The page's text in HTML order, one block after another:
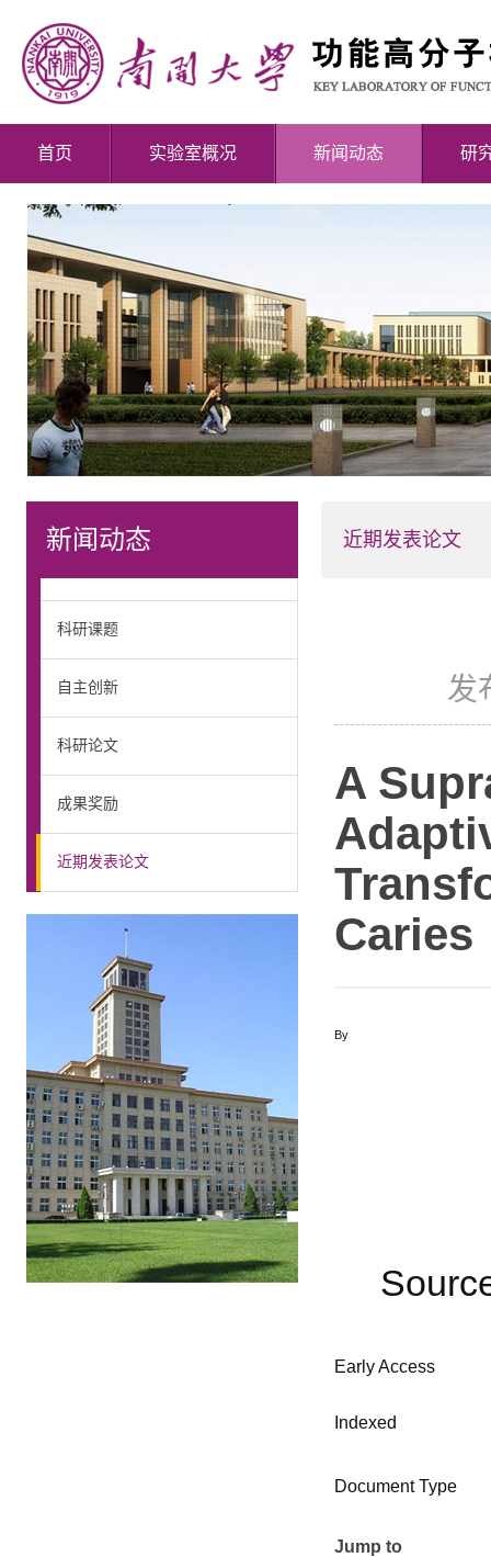
首页 实验室概况 新闻动态 研
新闻动态
科研课题
自主创新
科研论文
成果奖励
近期发表论文
近期发表论文
发
A
Caries
By
Early Access
Indexed
Document Type
Jump to